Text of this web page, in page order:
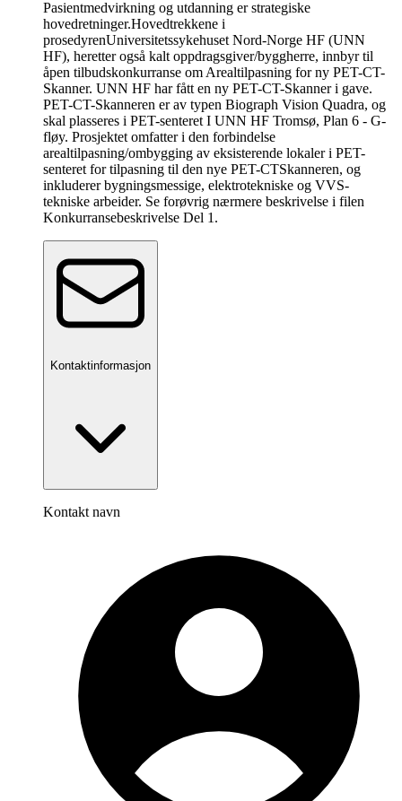
Pasientmedvirkning og utdanning er strategiske
hovedretninger.Hovedtrekkene i
prosedyrenUniversitetssykehuset Nord-Norge HF (UNN
HF), heretter også kalt oppdragsgiver/byggherre, innbyr til
åpen tilbudskonkurranse om Arealtilpasning for ny PET-CT-
Skanner. UNN HF har fått en ny PET-CT-Skanner i gave.
PET-CT-Skanneren er av typen Biograph Vision Quadra, og
skal plasseres i PET-senteret I UNN HF Tromsø, Plan 6 - G-
fløy. Prosjektet omfatter i den forbindelse
arealtilpasning/ombygging av eksisterende lokaler i PET-
senteret for tilpasning til den nye PET-CTSkanneren, og
inkluderer bygningsmessige, elektrotekniske og VVS-
tekniske arbeider. Se forøvrig nærmere beskrivelse i filen
Konkurransebeskrivelse Del 1.
Kontaktinformasjon
Kontakt navn